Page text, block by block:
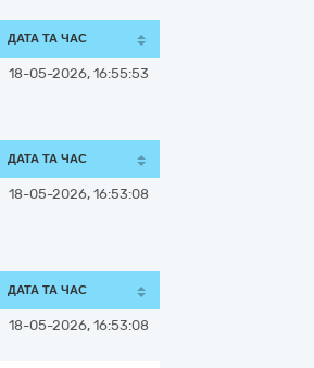
ДАТА ТА ЧАС
18-05-2026, 16:55:53
ДАТА ТА ЧАС
18-05-2026, 16:53:08
ДАТА ТА ЧАС
18-05-2026, 16:53:08